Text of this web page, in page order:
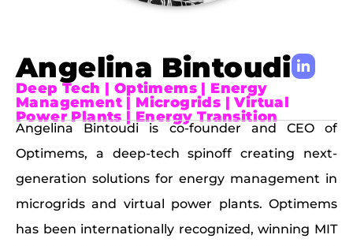
Angelina Bintoudi
Deep Tech | Optimems | Energy
Management | Microgrids | Virtual
Power Plants | Energy Transition
Angelina Bintoudi is co-founder and CEO of
Optimems, a deep-tech spinoff creating next-
generation solutions for energy management in
microgrids and virtual power plants. Optimems
has been internationally recognized, winning MIT